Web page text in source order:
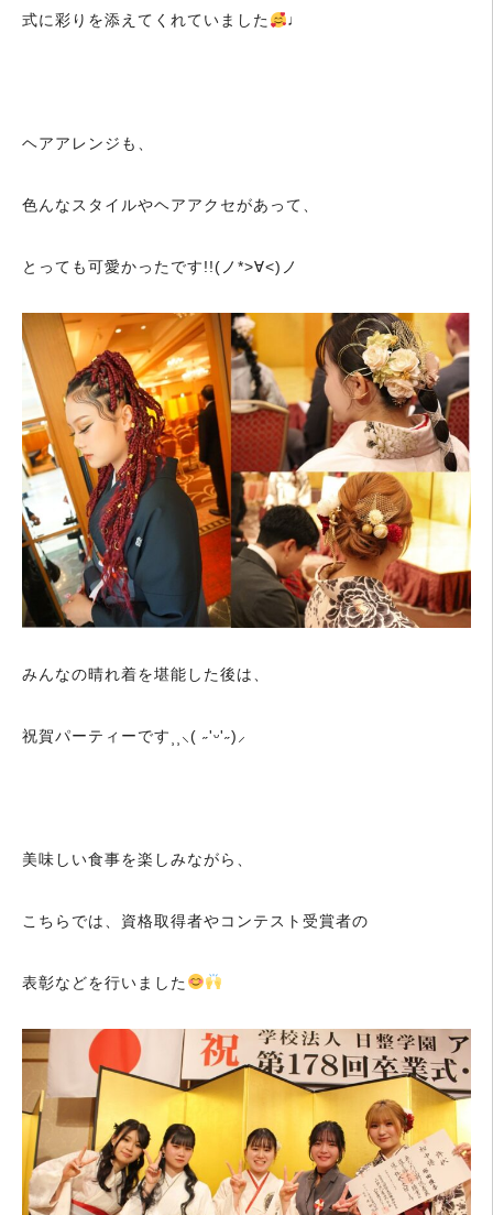
式に彩りを添えてくれていました ♩
ヘアアレンジも、
色んなスタイルやヘアアクセがあって、
とっても可愛かったです!!(ノ*>∀<)ノ
みんなの晴れ着を堪能した後は、
祝賀パーティーです⸒⸒⸜( ˶'ᵕ'˶)⸝
美味しい食事を楽しみながら、
こちらでは、資格取得者やコンテスト受賞者の
表彰などを行いました